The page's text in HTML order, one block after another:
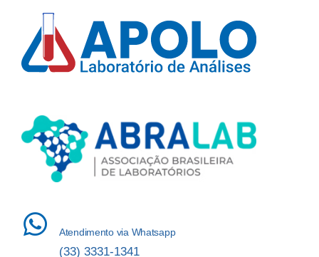
Atendimento via Whatsapp
(33) 3331-1341